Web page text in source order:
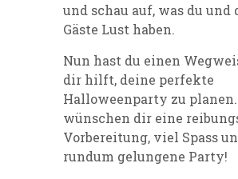
und schau auf, was du und
Gäste Lust haben.
Nun hast du einen
dir hilft, deine perfekte
Halloweenparty zu
wünschen dir eine
Vorbereitung, viel Spass
rundum gelungene Party!